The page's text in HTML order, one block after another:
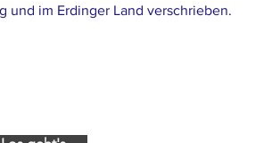
und im Erdinger Land verschrieben.